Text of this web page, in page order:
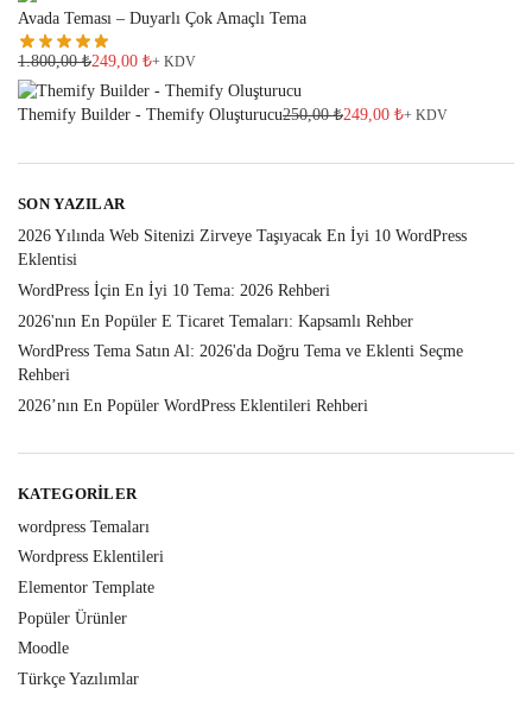
Avada Teması – Duyarlı Çok Amaçlı Tema
1.800,00₺249,00 ₺+ KDV
Themify Builder - Themify Oluşturucu250,00₺249,00 ₺+ KDV
SON YAZILAR
2026 Yılında Web Sitenizi Zirveye Taşıyacak En İyi 10 WordPress
Eklentisi
WordPress İçin En İyi 10 Tema: 2026 Rehberi
2026'nın En Popüler E Ticaret Temaları: Kapsamlı Rehber
WordPress Tema Satın Al: 2026'da Doğru Tema ve Eklenti Seçme
Rehberi
2026’nın En Popüler WordPress Eklentileri Rehberi
KATEGORILER
wordpress Temaları
Wordpress Eklentileri
Elementor Template
Popüler Ürünler
Moodle
Türkçe Yazılımlar